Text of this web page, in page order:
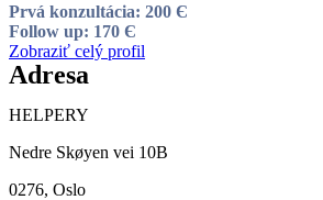
Prvá konzultácia: 200 Є
Follow up: 170 Є
Zobraziť celý profil
Adresa
HELPERY
Nedre Skøyen vei 10B
0276, Oslo